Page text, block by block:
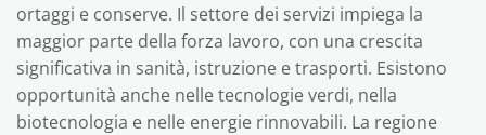
ortaggi e conserve. Il settore dei servizi impiega la
maggior parte della forza lavoro, con una crescita
significativa in sanità, istruzione e trasporti. Esistono
opportunità anche nelle tecnologie verdi, nella
biotecnologia e nelle energie rinnovabili. La regione